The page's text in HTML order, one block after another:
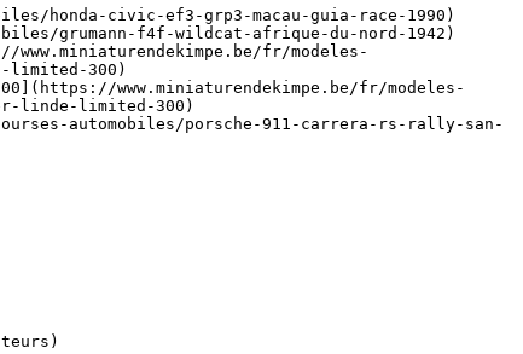
honda-civic-ef3-grp3-macau-guia-race-1990)
grumann-f4f-wildcat-afrique-du-nord-1942)
www.miniaturendekimpe.be/fr/modeles-
limited-300)
www.miniaturendekimpe.be/fr/modeles-
linde-limited-300)
automobiles/porsche-911-carrera-rs-rally-san-